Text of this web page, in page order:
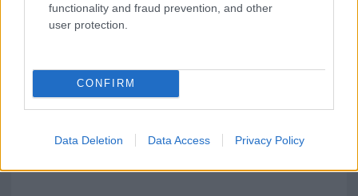
functionality and fraud prevention, and other
user protection.
CONFIRM
Data Deletion Data Access Privacy Policy
va avanti: “Sicilia, ci sono”